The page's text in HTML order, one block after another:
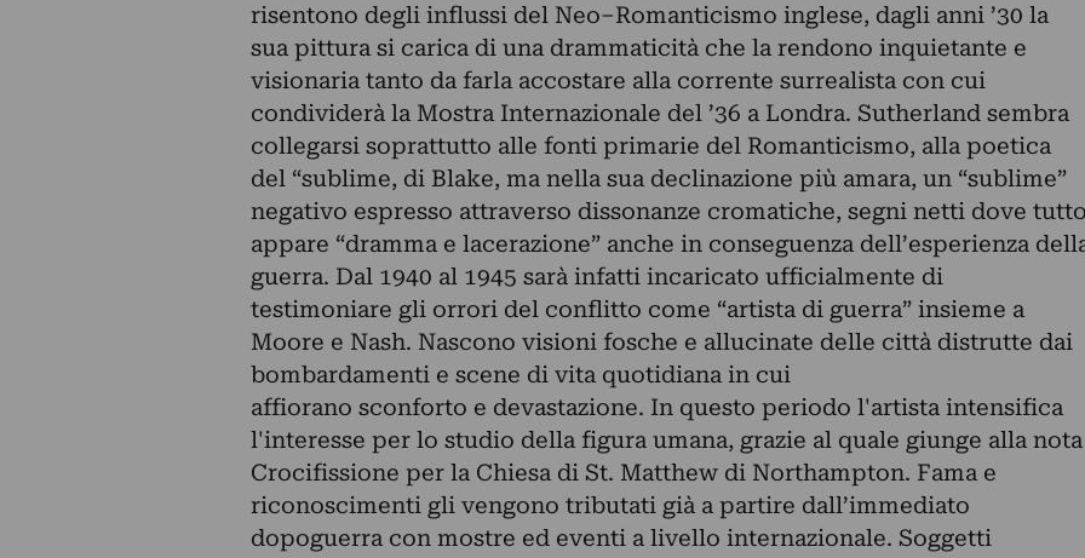
risentono degli influssi del Neo–Romanticismo inglese, dagli anni ’30 la
sua pittura si carica di una drammaticità che la rendono inquietante e
visionaria tanto da farla accostare alla corrente surrealista con cui
condividerà la Mostra Internazionale del ’36 a Londra. Sutherland sembra
collegarsi soprattutto alle fonti primarie del Romanticismo, alla poetica
del “sublime, di Blake, ma nella sua declinazione più amara, un “sublime”
negativo espresso attraverso dissonanze cromatiche, segni netti dove
appare “dramma e lacerazione” anche in conseguenza dell’esperienza
guerra. Dal 1940 al 1945 sarà infatti incaricato ufficialmente di
testimoniare gli orrori del conflitto come “artista di guerra” insieme a
Moore e Nash. Nascono visioni fosche e allucinate delle città distrutte dai
bombardamenti e scene di vita quotidiana in cui
affiorano sconforto e devastazione. In questo periodo l'artista intensifica
l'interesse per lo studio della figura umana, grazie al quale giunge alla nota
Crocifissione per la Chiesa di St. Matthew di Northampton. Fama e
riconoscimenti gli vengono tributati già a partire dall’immediato
dopoguerra con mostre ed eventi a livello internazionale. Soggetti